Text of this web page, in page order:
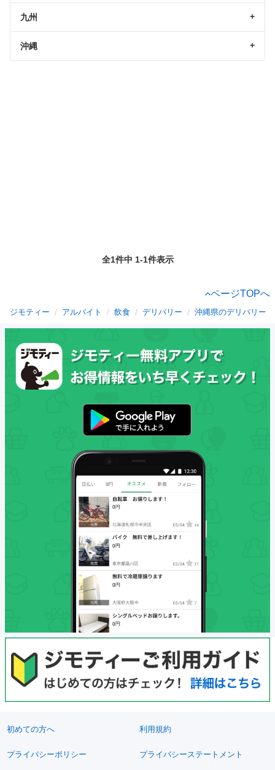
九州
沖縄
全1件中 1-1件表示
ページTOPへ
ジモティー アルバイト 飲食 デリバリー 沖縄県のデリバリー
初めての方へ 利用規約
プライバシーポリシー プライバシーステートメント